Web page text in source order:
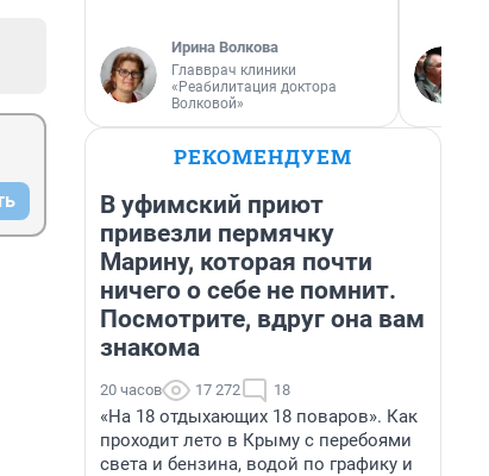
Ирина Волкова
Главврач клиники
«Реабилитация доктора
Волковой»
РЕКОМЕНДУЕМ
В уфимский приют
привезли пермячку
Марину, которая почти
ничего о себе не помнит.
Посмотрите, вдруг она вам
знакома
20 часов 17 272 18
«На 18 отдыхающих 18 поваров». Как
проходит лето в Крыму с перебоями
света и бензина, водой по графику и